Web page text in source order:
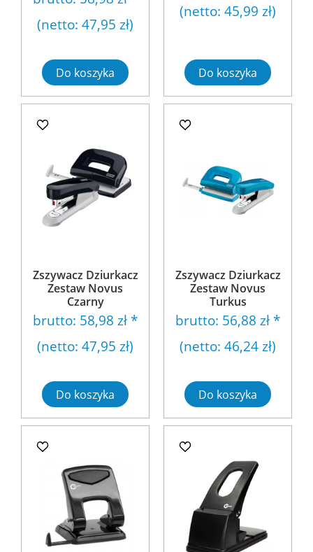
(netto: 47,95 zł)
Do koszyka
(netto: 45,99 zł)
Do koszyka
Zszywacz Dziurkacz
Zestaw Novus
Czarny
brutto: 58,98 zł *
(netto: 47,95 zł)
Do koszyka
Zszywacz Dziurkacz
Zestaw Novus
Turkus
brutto: 56,88 zł *
(netto: 46,24 zł)
Do koszyka